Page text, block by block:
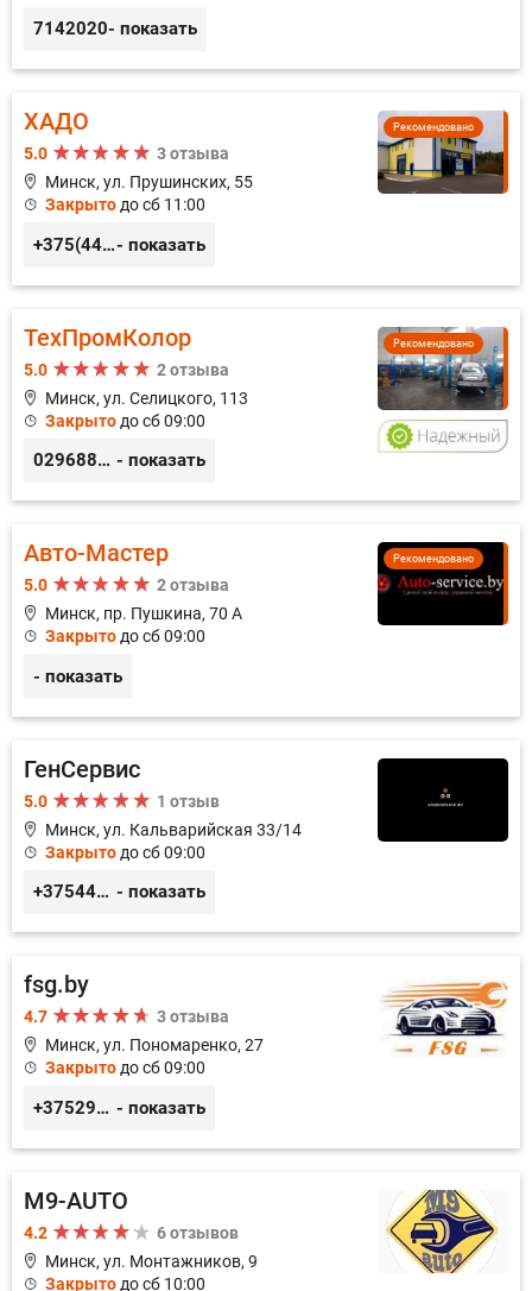
7142020- показать
Рекомендовано
ХАДО
5.0
3 отзыва
Минск, ул. Прушинских, 55
Закрыто до сб 11:00
+375(44) 559-27-77- показать
Рекомендовано
ТехПромКолор
5.0
2 отзыва
Минск, ул. Селицкого, 113
Закрыто до сб 09:00
0296889898 - показать
Рекомендовано
Авто-Мастер
5.0
2 отзыва
Минск, пр. Пушкина, 70 А
Закрыто до сб 09:00
- показать
ГенСервис
5.0
1 отзыв
Минск, ул. Кальварийская 33/14
Закрыто до сб 09:00
+375444649592 - показать
fsg.by
4.7
3 отзыва
Минск, ул. Пономаренко, 27
Закрыто до сб 09:00
+375291882338 - показать
M9-AUTO
4.2
6 отзывов
Минск, ул. Монтажников, 9
Закрыто до сб 10:00